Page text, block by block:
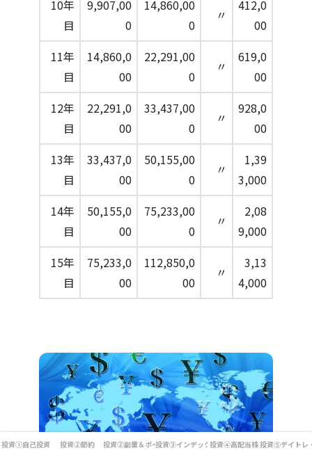
10年
目
9,907,00
0
14,860,00
0
〃
412,0
00
11年
目
14,860,0
00
22,291,00
0
〃
619,0
00
12年
目
22,291,0
00
33,437,00
0
〃
928,0
00
13年
目
33,437,0
00
50,155,00
0
〃
1,39
3,000
14年
目
50,155,0
00
75,233,00
0
〃
2,08
9,000
15年
目
75,233,0
00
112,850,0
00
〃
3,13
4,000
投資①自己投資 投資②節約 投資②副業＆ポイ活投資③インデックス投資投資④高配当株投資⑤デイトレ